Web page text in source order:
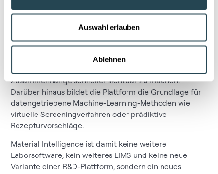
Auswahl erlauben
Ablehnen
finden relevante Informationen in Sekunden, nutzen
vorhandenes Wissen wieder, reduzieren
Entwicklungszyklen spürbar. Ergänzend dazu
unterstützt der integrierte KI-Assistent bei der Analyse
Zusammenhänge schneller sichtbar zu machen.
Darüber hinaus bildet die Plattform die Grundlage für
datengetriebene Machine-Learning-Methoden wie
virtuelle Screeningverfahren oder prädiktive
Rezepturvorschläge.
Material Intelligence ist damit keine weitere
Laborsoftware, kein weiteres LIMS und keine neue
Variante einer R&D-Plattform, sondern ein neues